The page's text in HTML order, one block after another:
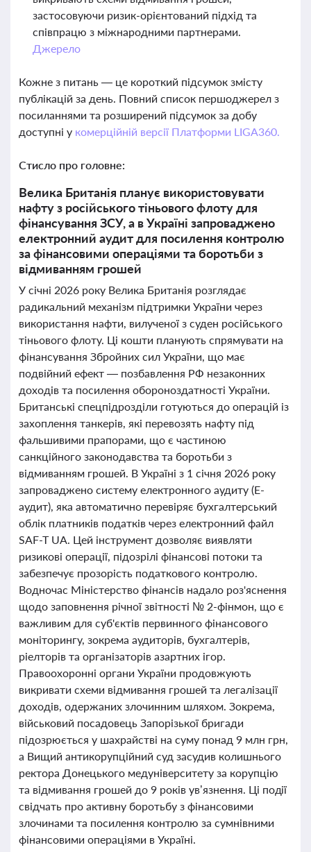
застосовуючи ризик-орієнтований підхід та
співпрацю з міжнародними партнерами.
Джерело
Кожне з питань — це короткий підсумок змісту
публікацій за день. Повний список першоджерел з
посиланнями та розширений підсумок за добу
доступні у комерційній версії Платформи LIGA360.
Стисло про головне:
Велика Британія планує використовувати
нафту з російського тіньового флоту для
фінансування ЗСУ, а в Україні запроваджено
електронний аудит для посилення контролю
за фінансовими операціями та боротьби з
відмиванням грошей
У січні 2026 року Велика Британія розглядає
радикальний механізм підтримки України через
використання нафти, вилученої з суден російського
тіньового флоту. Ці кошти планують спрямувати на
фінансування Збройних сил України, що має
подвійний ефект — позбавлення РФ незаконних
доходів та посилення обороноздатності України.
Британські спецпідрозділи готуються до операцій із
захоплення танкерів, які перевозять нафту під
фальшивими прапорами, що є частиною
санкційного законодавства та боротьби з
відмиванням грошей. В Україні з 1 січня 2026 року
запроваджено систему електронного аудиту (Е-
аудит), яка автоматично перевіряє бухгалтерський
облік платників податків через електронний файл
SAF-T UA. Цей інструмент дозволяє виявляти
ризикові операції, підозрілі фінансові потоки та
забезпечує прозорість податкового контролю.
Водночас Міністерство фінансів надало роз'яснення
щодо заповнення річної звітності № 2-фінмон, що є
важливим для суб'єктів первинного фінансового
моніторингу, зокрема аудиторів, бухгалтерів,
ріелторів та організаторів азартних ігор.
Правоохоронні органи України продовжують
викривати схеми відмивання грошей та легалізації
доходів, одержаних злочинним шляхом. Зокрема,
військовий посадовець Запорізької бригади
підозрюється у шахрайстві на суму понад 9 млн грн,
а Вищий антикорупційний суд засудив колишнього
ректора Донецького медуніверситету за корупцію
та відмивання грошей до 9 років ув’язнення. Ці події
свідчать про активну боротьбу з фінансовими
злочинами та посилення контролю за сумнівними
фінансовими операціями в Україні.